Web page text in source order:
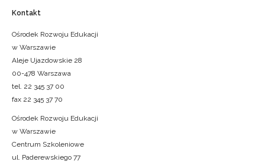
Kontakt
Ośrodek Rozwoju Edukacji
w Warszawie
Aleje Ujazdowskie 28
00-478 Warszawa
tel. 22 345 37 00
fax 22 345 37 70
Ośrodek Rozwoju Edukacji
w Warszawie
Centrum Szkoleniowe
ul. Paderewskiego 77